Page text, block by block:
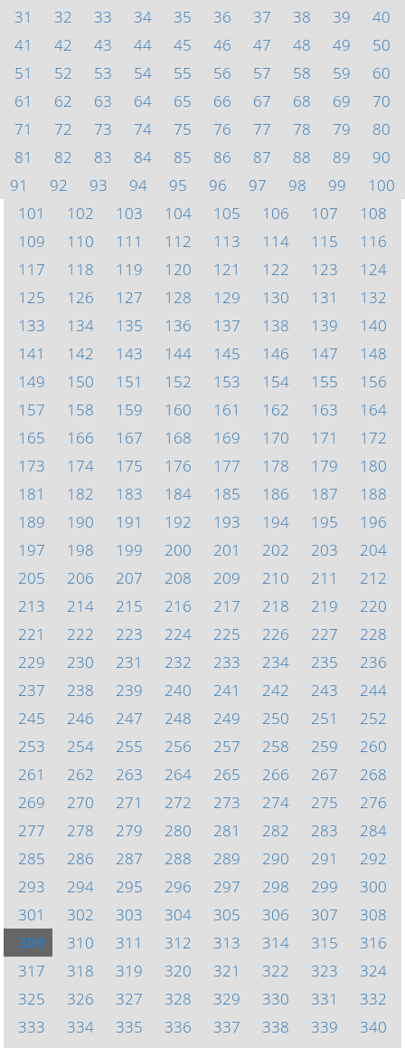
31
32 33 34 35 36 37 38 39
40
41
42 43 44 45 46 47 48 49
50
51
52 53 54 55 56 57 58 59
60
61
62 63 64 65 66 67 68 69
70
71
72 73 74 75 76 77 78 79
80
81
82 83 84 85 86 87 88 89
90
91
92 93 94 95 96 97 98 99
100
101
102 103 104 105 106 107
108
109
110 111 112 113 114 115
116
117
118 119 120 121 122 123
124
125
126 127 128 129 130 131
132
133
134 135 136 137 138 139
140
141
142 143 144 145 146 147
148
149
150 151 152 153 154 155
156
157
158 159 160 161 162 163
164
165
166 167 168 169 170 171
172
173
174 175 176 177 178 179
180
181
182 183 184 185 186 187
188
189
190 191 192 193 194 195
196
197
198 199 200 201 202 203
204
205
206 207 208 209 210 211
212
213
214 215 216 217 218 219
220
221
222 223 224 225 226 227
228
229
230 231 232 233 234 235
236
237
238 239 240 241 242 243
244
245
246 247 248 249 250 251
252
253
254 255 256 257 258 259
260
261
262 263 264 265 266 267
268
269
270 271 272 273 274 275
276
277
278 279 280 281 282 283
284
285
286 287 288 289 290 291
292
293
294 295 296 297 298 299
300
301
302 303 304 305 306 307
308
309
310 311 312 313 314 315
316
317
318 319 320 321 322 323
324
325
326 327 328 329 330 331
332
333
334 335 336 337 338 339
340